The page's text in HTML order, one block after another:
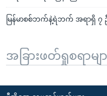
မြန်မာစစ်ဘက်နဲ့ရဲဘက် အရာရှိ
အခြားဖတ်ရှုစရာမျာ